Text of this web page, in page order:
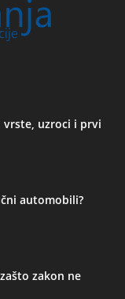
uzroci i prvi
automobili?
zakon ne